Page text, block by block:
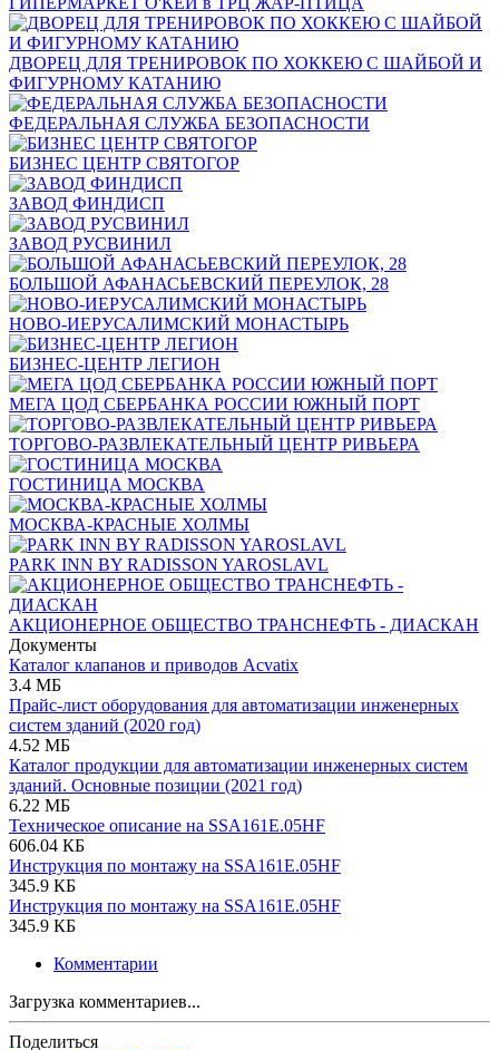
ДВОРЕЦ ДЛЯ ТРЕНИРОВОК ПО ХОККЕЮ С ШАЙБОЙ И
ФИГУРНОМУ КАТАНИЮ
ФЕДЕРАЛЬНАЯ СЛУЖБА БЕЗОПАСНОСТИ
БИЗНЕС ЦЕНТР СВЯТОГОР
ЗАВОД ФИНДИСП
ЗАВОД РУСВИНИЛ
БОЛЬШОЙ АФАНАСЬЕВСКИЙ ПЕРЕУЛОК, 28
НОВО-ИЕРУСАЛИМСКИЙ МОНАСТЫРЬ
БИЗНЕС-ЦЕНТР ЛЕГИОН
МЕГА ЦОД СБЕРБАНКА РОССИИ ЮЖНЫЙ ПОРТ
ТОРГОВО-РАЗВЛЕКАТЕЛЬНЫЙ ЦЕНТР РИВЬЕРА
ГОСТИНИЦА МОСКВА
МОСКВА-КРАСНЫЕ ХОЛМЫ
PARK INN BY RADISSON YAROSLAVL
АКЦИОНЕРНОЕ ОБЩЕСТВО ТРАНСНЕФТЬ - ДИАСКАН
Документы
Каталог клапанов и приводов Acvatix
3.4 МБ
Прайс-лист оборудования для автоматизации инженерных
систем зданий (2020 год)
4.52 МБ
Каталог продукции для автоматизации инженерных систем
зданий. Основные позиции (2021 год)
6.22 МБ
Техническое описание на SSA161E.05HF
606.04 КБ
Инструкция по монтажу на SSA161E.05HF
345.9 КБ
Инструкция по монтажу на SSA161E.05HF
345.9 КБ
Комментарии
Загрузка комментариев...
Поделиться